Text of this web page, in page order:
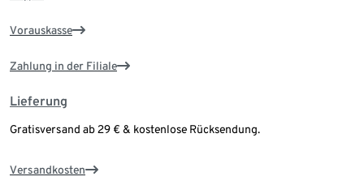
Vorauskasse
Zahlung in der Filiale
Lieferung
Gratisversand ab 29 € & kostenlose Rücksendung.
Versandkosten